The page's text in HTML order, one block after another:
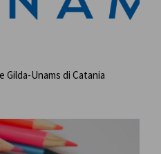
Unams di Catania